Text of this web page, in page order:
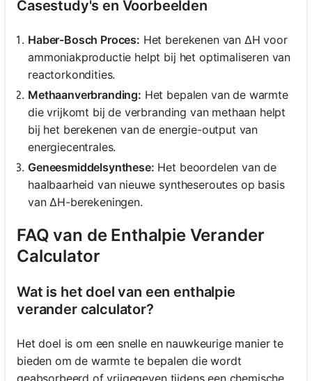
Casestudy's en Voorbeelden
Haber-Bosch Proces: Het berekenen van ΔH voor
ammoniakproductie helpt bij het optimaliseren van
reactorkondities.
Methaanverbranding: Het bepalen van de warmte
die vrijkomt bij de verbranding van methaan helpt
bij het berekenen van de energie-output van
energiecentrales.
Geneesmiddelsynthese: Het beoordelen van de
haalbaarheid van nieuwe syntheseroutes op basis
van ΔH-berekeningen.
FAQ van de Enthalpie Verander
Calculator
Wat is het doel van een enthalpie
verander calculator?
Het doel is om een snelle en nauwkeurige manier te
bieden om de warmte te bepalen die wordt